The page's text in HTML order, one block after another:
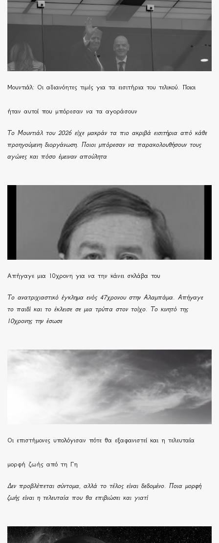
Μουντιάλ: Οι αδιανόητες τιμές για τα εισιτήρια του τελικού. Ποιοι
ήταν αυτοί που μπόρεσαν να τα αγοράσουν
Το Μουντιάλ του 2026 είχε μακράν τα πιο ακριβά εισιτήρια από κάθε
προηγούμενη διοργάνωση. Ποιοι μπόρεσαν να παρακολουθήσουν τους
αγώνες και πόσο έμειναν απούλητα
Απήγαγε μια 10χρονη για να την κάνει σκλάβα του
Το ανατριχιαστικό έγκλημα ενός 47χρονου στην Αλαμπάμα. Απήγαγε
το παιδί και το έκλεισε σε μια τρύπα στον τοίχο. Το κινητό της
10χρονης την έσωσε
Οι επιστήμονες υπολόγισαν πότε θα εξαφανιστεί και η τελευταία
μορφή ζωής από τη Γη
Δεν προβλέπεται σύντομα, αλλά το τέλος είναι δεδομένο. Ποια μορφή
ζωής είναι η τελευταία που θα επιβιώσει και γιατί